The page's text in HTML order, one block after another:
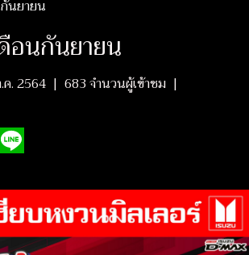
นยายน
อนกันยายน
. 2564 | 683 จำนวนผู้เข้าชม |